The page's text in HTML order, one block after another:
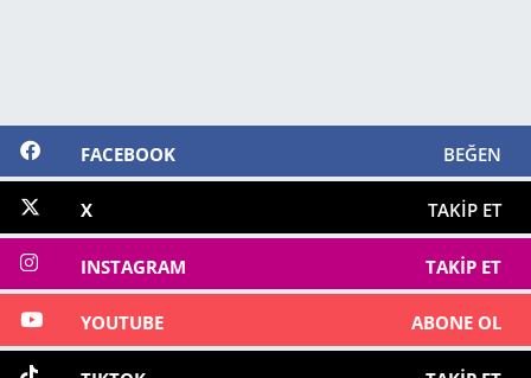
FACEBOOK BEĞEN
X TAKIP ET
INSTAGRAM TAKIP ET
YOUTUBE ABONE OL